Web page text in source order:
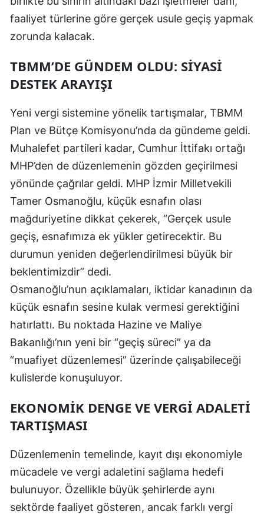
Yozgat
Aksaray
Karaman
Kırıkkale
Batman
Şırnak
Bartın
Ardahan
Yalova
Karabük
Osmaniye
faaliyet türlerine göre gerçek usule geçiş yapmak
zorunda kalacak.
TBMM’DE GÜNDEM OLDU: SIYASI
DESTEK ARAYIŞI
Yeni vergi sistemine yönelik tartışmalar, TBMM
Plan ve Bütçe Komisyonu’nda da gündeme geldi.
Muhalefet partileri kadar, Cumhur İttifakı ortağı
MHP’den de düzenlemenin gözden geçirilmesi
yönünde çağrılar geldi. MHP İzmir Milletvekili
Tamer Osmanoğlu, küçük esnafın olası
mağduriyetine dikkat çekerek, “Gerçek usule
geçiş, esnafımıza ek yükler getirecektir. Bu
durumun yeniden değerlendirilmesi büyük bir
beklentimizdir” dedi.
Osmanoğlu’nun açıklamaları, iktidar kanadının da
küçük esnafın sesine kulak vermesi gerektiğini
hatırlattı. Bu noktada Hazine ve Maliye
Bakanlığı’nın yeni bir “geçiş süreci” ya da
“muafiyet düzenlemesi” üzerinde çalışabileceği
kulislerde konuşuluyor.
EKONOMIK DENGE VE VERGI ADALETI
TARTIŞMASI
Düzenlemenin temelinde, kayıt dışı ekonomiyle
mücadele ve vergi adaletini sağlama hedefi
bulunuyor. Özellikle büyük şehirlerde aynı
sektörde faaliyet gösteren, ancak farklı vergi